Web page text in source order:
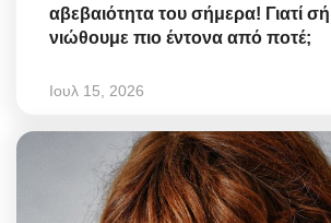
αβεβαιότητα του σήμερα! Γιατί
νιώθουμε πιο έντονα από ποτέ;
Ιουλ 15, 2026